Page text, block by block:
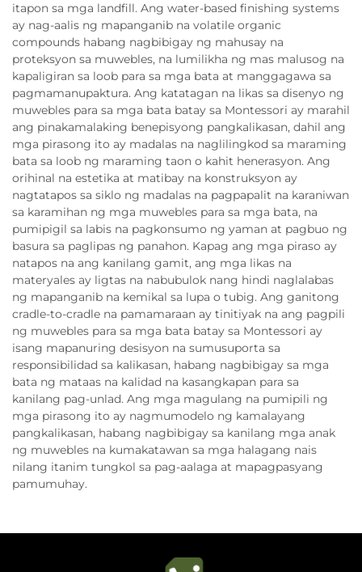
itapon sa mga landfill. Ang water-based finishing systems
ay nag-aalis ng mapanganib na volatile organic
compounds habang nagbibigay ng mahusay na
proteksyon sa muwebles, na lumilikha ng mas malusog na
kapaligiran sa loob para sa mga bata at manggagawa sa
pagmamanupaktura. Ang katatagan na likas sa disenyo ng
muwebles para sa mga bata batay sa Montessori ay marahil
ang pinakamalaking benepisyong pangkalikasan, dahil ang
mga pirasong ito ay madalas na naglilingkod sa maraming
bata sa loob ng maraming taon o kahit henerasyon. Ang
orihinal na estetika at matibay na konstruksyon ay
nagtatapos sa siklo ng madalas na pagpapalit na karaniwan
sa karamihan ng mga muwebles para sa mga bata, na
pumipigil sa labis na pagkonsumo ng yaman at pagbuo ng
basura sa paglipas ng panahon. Kapag ang mga piraso ay
natapos na ang kanilang gamit, ang mga likas na
materyales ay ligtas na nabubulok nang hindi naglalabas
ng mapanganib na kemikal sa lupa o tubig. Ang ganitong
cradle-to-cradle na pamamaraan ay tinitiyak na ang pagpili
ng muwebles para sa mga bata batay sa Montessori ay
isang mapanuring desisyon na sumusuporta sa
responsibilidad sa kalikasan, habang nagbibigay sa mga
bata ng mataas na kalidad na kasangkapan para sa
kanilang pag-unlad. Ang mga magulang na pumipili ng
mga pirasong ito ay nagmumodelo ng kamalayang
pangkalikasan, habang nagbibigay sa kanilang mga anak
ng muwebles na kumakatawan sa mga halagang nais
nilang itanim tungkol sa pag-aalaga at mapagpasyang
pamumuhay.